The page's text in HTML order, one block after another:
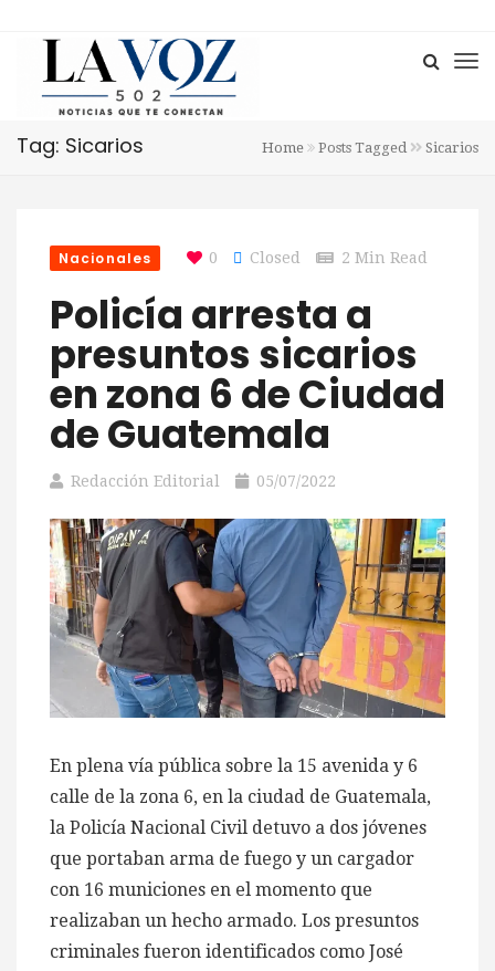
Tag: Sicarios Home Posts Tagged Sicarios
Nacionales 0 Closed 2 Min Read
Policía arresta a
presuntos sicarios
en zona 6 de Ciudad
de Guatemala
Redacción Editorial 05/07/2022
En plena vía pública sobre la 15 avenida y 6
calle de la zona 6, en la ciudad de Guatemala,
la Policía Nacional Civil detuvo a dos jóvenes
que portaban arma de fuego y un cargador
con 16 municiones en el momento que
realizaban un hecho armado. Los presuntos
criminales fueron identificados como José